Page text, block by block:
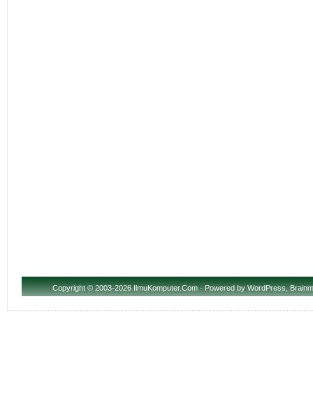
Copyright© 2003-2026 IlmuKomputer.Com · Powered byWordPress,